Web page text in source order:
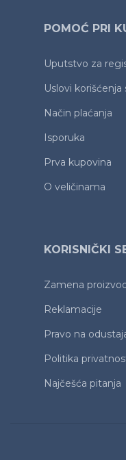
POMOĆ PRI
Uputstvo za
Uslovi korišćenja
Način plaćanja
Isporuka
Prva kupovina
O veličinama
KORISNIČKI
Zamena
Reklamacije
Pravo na
Politika
Najčešća pitanja